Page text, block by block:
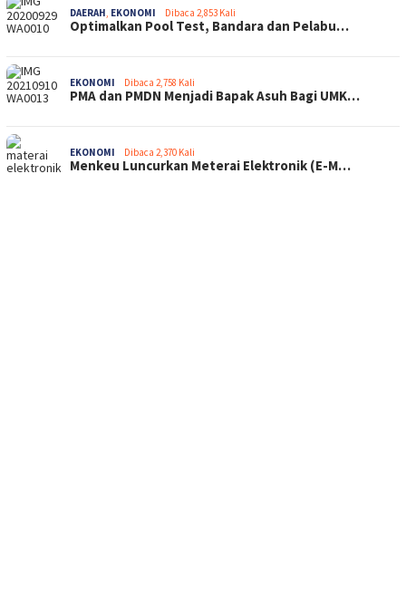
DAERAH, EKONOMI Dibaca 2,853 Kali
Optimalkan Pool Test, Bandara dan Pelabu…
EKONOMI Dibaca 2,758 Kali
PMA dan PMDN Menjadi Bapak Asuh Bagi UMK…
EKONOMI Dibaca 2,370 Kali
Menkeu Luncurkan Meterai Elektronik (E-M…